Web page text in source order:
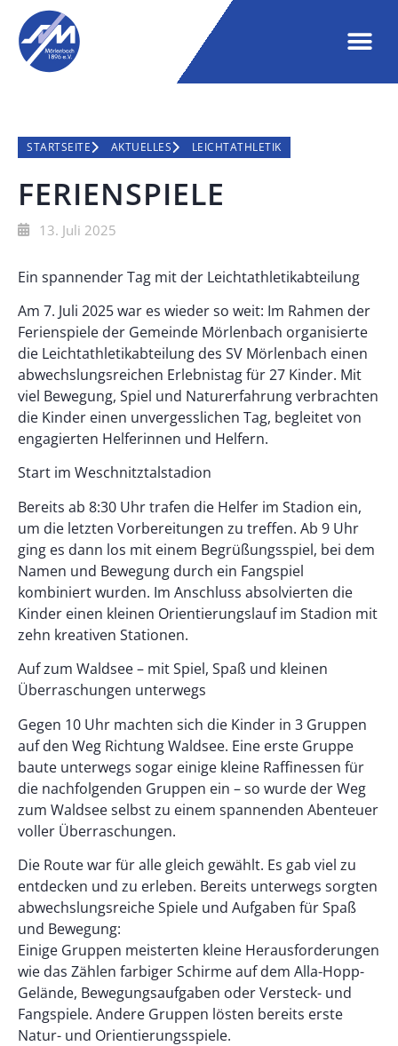
STARTSEITE AKTUELLES LEICHTATHLETIK
FERIENSPIELE
13. Juli 2025
Ein spannender Tag mit der Leichtathletikabteilung
Am 7. Juli 2025 war es wieder so weit: Im Rahmen der
Ferienspiele der Gemeinde Mörlenbach organisierte
die Leichtathletikabteilung des SV Mörlenbach einen
abwechslungsreichen Erlebnistag für 27 Kinder. Mit
viel Bewegung, Spiel und Naturerfahrung verbrachten
die Kinder einen unvergesslichen Tag, begleitet von
engagierten Helferinnen und Helfern.
Start im Weschnitztalstadion
Bereits ab 8:30 Uhr trafen die Helfer im Stadion ein,
um die letzten Vorbereitungen zu treffen. Ab 9 Uhr
ging es dann los mit einem Begrüßungsspiel, bei dem
Namen und Bewegung durch ein Fangspiel
kombiniert wurden. Im Anschluss absolvierten die
Kinder einen kleinen Orientierungslauf im Stadion mit
zehn kreativen Stationen.
Auf zum Waldsee – mit Spiel, Spaß und kleinen
Überraschungen unterwegs
Gegen 10 Uhr machten sich die Kinder in 3 Gruppen
auf den Weg Richtung Waldsee. Eine erste Gruppe
baute unterwegs sogar einige kleine Raffinessen für
die nachfolgenden Gruppen ein – so wurde der Weg
zum Waldsee selbst zu einem spannenden Abenteuer
voller Überraschungen.
Die Route war für alle gleich gewählt. Es gab viel zu
entdecken und zu erleben. Bereits unterwegs sorgten
abwechslungsreiche Spiele und Aufgaben für Spaß
und Bewegung:
Einige Gruppen meisterten kleine Herausforderungen
wie das Zählen farbiger Schirme auf dem Alla-Hopp-
Gelände, Bewegungsaufgaben oder Versteck- und
Fangspiele. Andere Gruppen lösten bereits erste
Natur- und Orientierungsspiele.